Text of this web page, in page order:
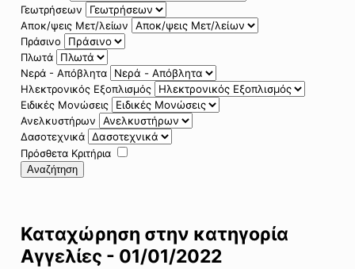
Γεωτρήσεων
Αποκ/ψεις Μετ/λείων
Πράσινο
Πλωτά
Νερά - Απόβλητα
Ηλεκτρονικός Εξοπλισμός
Ειδικές Μονώσεις
Ανελκυστήρων
Δασοτεχνικά
Πρόσθετα Κριτήρια
Αναζήτηση
Καταχώρηση στην κατηγορία
Αγγελίες - 01/01/2022